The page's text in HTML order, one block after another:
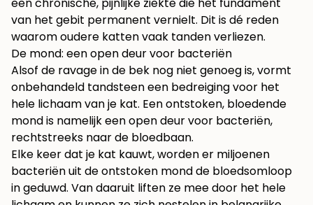
een chronische, pijnlijke ziekte die het fundament
van het gebit permanent vernielt. Dit is dé reden
waarom oudere katten vaak tanden verliezen.
De mond: een open deur voor bacteriën
Alsof de ravage in de bek nog niet genoeg is, vormt
onbehandeld tandsteen een bedreiging voor het
hele lichaam van je kat. Een ontstoken, bloedende
mond is namelijk een open deur voor bacteriën,
rechtstreeks naar de bloedbaan.
Elke keer dat je kat kauwt, worden er miljoenen
bacteriën uit de ontstoken mond de bloedsomloop
in geduwd. Van daaruit liften ze mee door het hele